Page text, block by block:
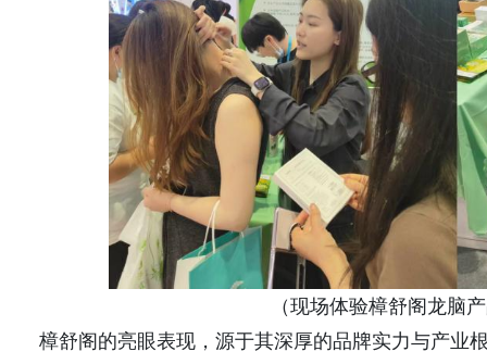
（现场体验樟舒阁龙脑
樟舒阁的亮眼表现，源于其深厚的品牌实力与产业